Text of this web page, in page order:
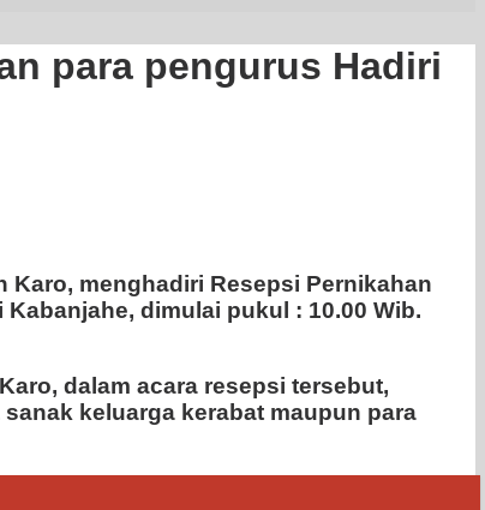
para pengurus Hadiri
Karo, menghadiri Resepsi Pernikahan
dimulai pukul : 10.00 Wib.
dalam acara resepsi tersebut,
keluarga kerabat maupun para